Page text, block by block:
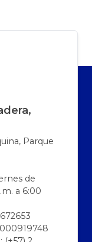
Parque
de
a 6:00